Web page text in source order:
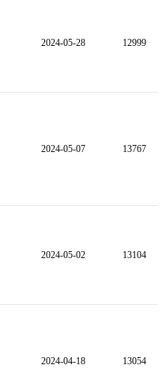
2024-05-28 12999
2024-05-07 13767
2024-05-02 13104
2024-04-18 13054